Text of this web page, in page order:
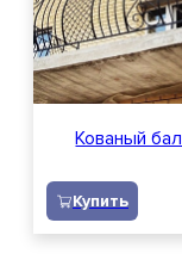
Кованый
Купить